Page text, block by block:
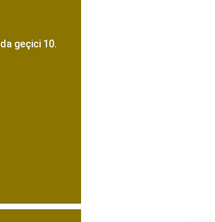
geçici 10.